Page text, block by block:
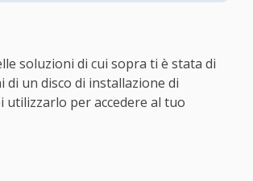
soluzioni di cui sopra ti è stata di
di un disco di installazione di
utilizzarlo per accedere al tuo